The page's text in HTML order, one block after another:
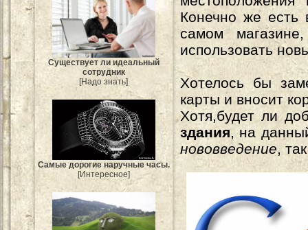
Существует ли идеальный
сотрудник
[Надо знать]
Самые дорогие наручные часы.
[Интересное]
Конечно же есть
самом
использовать
Хотелось бы
карты и вносит
Хотя,будет ли
здания, на
нововведение,